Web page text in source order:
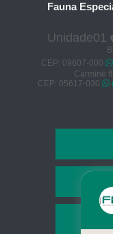
Fauna
Unidade01
CEP: 09607-000
Carminé
CEP: 05617-030